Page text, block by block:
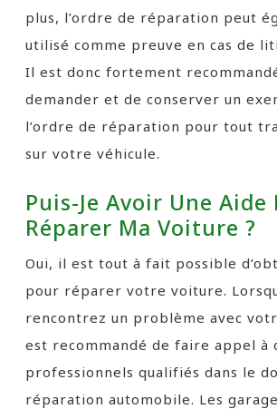
plus, l’ordre de réparation peut
utilisé comme preuve en cas de
Il est donc fortement
demander et de conserver un
l’ordre de réparation pour tout
sur votre véhicule.
Puis-Je Avoir Une Aide
Réparer Ma Voiture ?
Oui, il est tout à fait possible
pour réparer votre voiture.
rencontrez un problème avec
est recommandé de faire appel à
professionnels qualifiés dans le
réparation automobile. Les